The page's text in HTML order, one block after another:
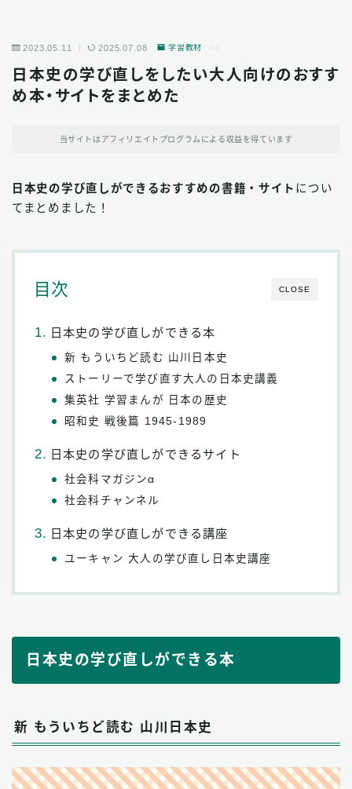
2023.05.11 2025.07.08 学習教材
日本史の学び直しをしたい大人向けのおすす
め本・サイトをまとめた
当サイトはアフィリエイトプログラムによる収益を得ています
日本史の学び直しができるおすすめの書籍・サイト につい
てまとめました！
CLOSE
目次
日本史の学び直しができる本
新 もういちど読む 山川日本史
ストーリーで学び直す大人の日本史講義
集英社 学習まんが 日本の歴史
昭和史 戦後篇 1945-1989
日本史の学び直しができるサイト
社会科マガジンα
社会科チャンネル
日本史の学び直しができる講座
ユーキャン 大人の学び直し日本史講座
日本史の学び直しができる本
新 もういちど読む 山川日本史